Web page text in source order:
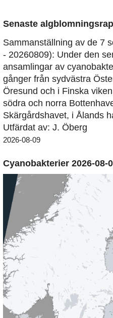
Senaste
Sammanställning av de 7
- 20260809): Under den
ansamlingar av
gånger från sydvästra
Öresund och i Finska
södra och norra
Skärgårdshavet, i Ålands
Utfärdat av: J. Öberg
2026-08-09
Cyanobakterier 2026-08-